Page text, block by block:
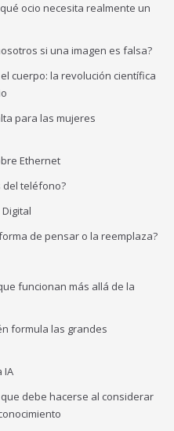
ocio necesita realmente un
si una imagen es falsa?
cuerpo: la revolución científica
para las mujeres
Ethernet
del teléfono?
de pensar o la reemplaza?
funcionan más allá de la
formula las grandes
IA
debe hacerse al considerar